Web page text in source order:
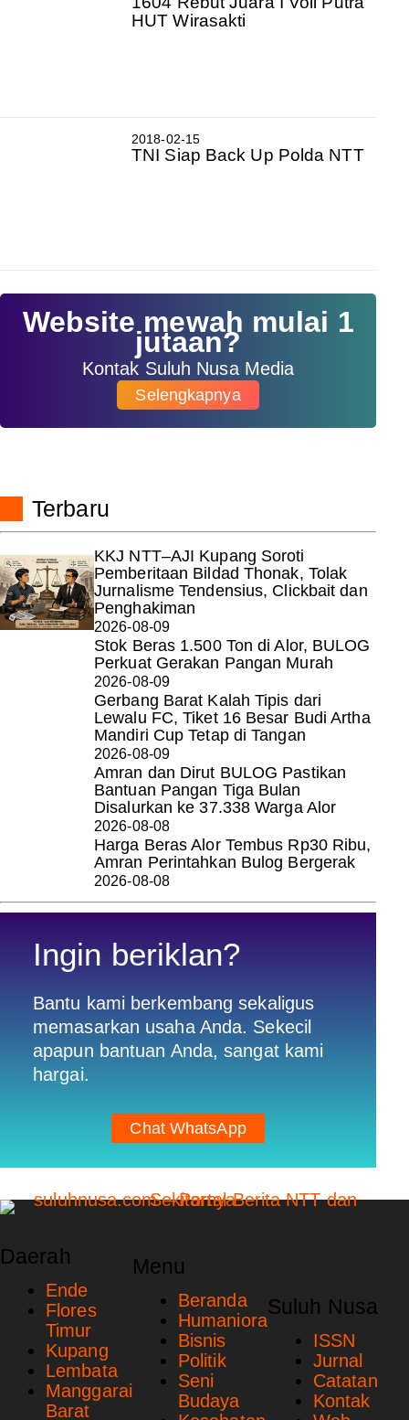
HUT Wirasakti
2018-02-15
TNI Siap Back Up Polda NTT
Website mewah mulai 1
jutaan?
Kontak Suluh Nusa Media
Selengkapnya
Terbaru
KKJ NTT–AJI Kupang Soroti
Pemberitaan Bildad Thonak, Tolak
Jurnalisme Tendensius, Clickbait dan
Penghakiman
2026-08-09
Stok Beras 1.500 Ton di Alor, BULOG
Perkuat Gerakan Pangan Murah
2026-08-09
Gerbang Barat Kalah Tipis dari
Lewalu FC, Tiket 16 Besar Budi Artha
Mandiri Cup Tetap di Tangan
2026-08-09
Amran dan Dirut BULOG Pastikan
Bantuan Pangan Tiga Bulan
Disalurkan ke 37.338 Warga Alor
2026-08-08
Harga Beras Alor Tembus Rp30 Ribu,
Amran Perintahkan Bulog Bergerak
2026-08-08
Ingin beriklan?
Bantu kami berkembang sekaligus
memasarkan usaha Anda. Sekecil
apapun bantuan Anda, sangat kami
hargai.
Chat WhatsApp
Daerah
Ende
Flores
Timur
Kupang
Lembata
Manggarai
Barat
Menu
Beranda
Humaniora
Bisnis
Politik
Seni
Budaya
Suluh Nusa
ISSN
Jurnal
Catatan
Kontak